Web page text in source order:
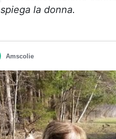
spiega la donna.